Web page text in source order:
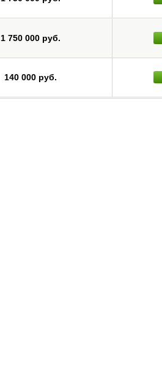
1 750 000 руб.
140 000 руб.